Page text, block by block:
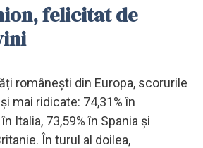
felicitat de
românești din Europa, scorurile
mai ridicate: 74,31% în
Italia, 73,59% în Spania și
În turul al doilea,